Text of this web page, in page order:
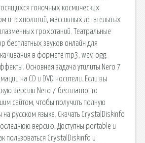
гоночных космических
и технологий, массивных летательных
грохотаний. Театральные
бесплатных звуков онлайн для
в формате mp3, wav, ogg.
Основная задача утилиты Nero 7
на CD и DVD носители. Если вы
версию Nero 7 бесплатно, то
сайтом, чтобы получить полную
русском языке. Скачать CrystalDiskinfo
версию. Доступны portable и
пользоваться CrystalDiskinfo и